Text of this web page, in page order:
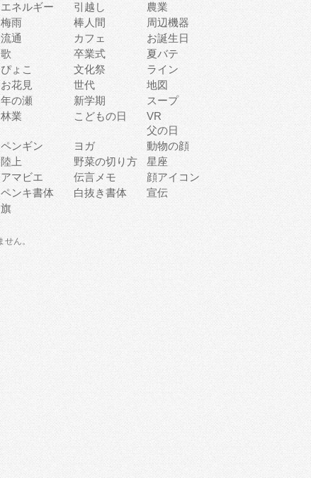
エネルギー 引越し
農業
梅雨 棒人間
周辺機器
流通 カフェ
お誕生日
歌 卒業式
夏バテ
ぴょこ 文化祭
ライン
お花見 世代
地図
年の瀬 新学期
スープ
林業 こどもの日
VR
父の日
ペンギン ヨガ
動物の顔
陸上 野菜の切り方
星座
アマビエ 伝言メモ
顔アイコン
ペンキ書体 白抜き書体
宣伝
旗
ん。